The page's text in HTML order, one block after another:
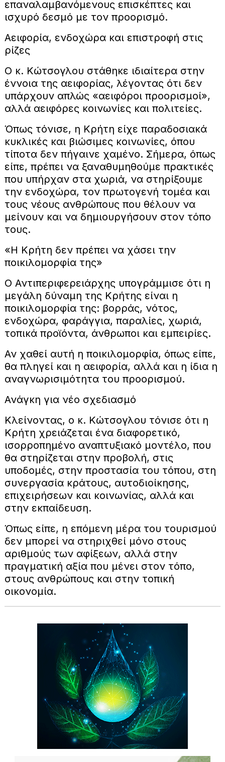
επαναλαμβανόμενους επισκέπτες και
ισχυρό δεσμό με τον προορισμό.
Αειφορία, ενδοχώρα και επιστροφή στις
ρίζες
Ο κ. Κώτσογλου στάθηκε ιδιαίτερα στην
έννοια της αειφορίας, λέγοντας ότι δεν
υπάρχουν απλώς «αειφόροι προορισμοί»,
αλλά αειφόρες κοινωνίες και πολιτείες.
Όπως τόνισε, η Κρήτη είχε παραδοσιακά
κυκλικές και βιώσιμες κοινωνίες, όπου
τίποτα δεν πήγαινε χαμένο. Σήμερα, όπως
είπε, πρέπει να ξαναθυμηθούμε πρακτικές
που υπήρχαν στα χωριά, να στηρίξουμε
την ενδοχώρα, τον πρωτογενή τομέα και
τους νέους ανθρώπους που θέλουν να
μείνουν και να δημιουργήσουν στον τόπο
τους.
«Η Κρήτη δεν πρέπει να χάσει την
ποικιλομορφία της»
Ο Αντιπεριφερειάρχης υπογράμμισε ότι η
μεγάλη δύναμη της Κρήτης είναι η
ποικιλομορφία της: βορράς, νότος,
ενδοχώρα, φαράγγια, παραλίες, χωριά,
τοπικά προϊόντα, άνθρωποι και εμπειρίες.
Αν χαθεί αυτή η ποικιλομορφία, όπως είπε,
θα πληγεί και η αειφορία, αλλά και η ίδια η
αναγνωρισιμότητα του προορισμού.
Ανάγκη για νέο σχεδιασμό
Κλείνοντας, ο κ. Κώτσογλου τόνισε ότι η
Κρήτη χρειάζεται ένα διαφορετικό,
ισορροπημένο αναπτυξιακό μοντέλο, που
θα στηρίζεται στην προβολή, στις
υποδομές, στην προστασία του τόπου, στη
συνεργασία κράτους, αυτοδιοίκησης,
επιχειρήσεων και κοινωνίας, αλλά και
στην εκπαίδευση.
Όπως είπε, η επόμενη μέρα του τουρισμού
δεν μπορεί να στηριχθεί μόνο στους
αριθμούς των αφίξεων, αλλά στην
πραγματική αξία που μένει στον τόπο,
στους ανθρώπους και στην τοπική
οικονομία.